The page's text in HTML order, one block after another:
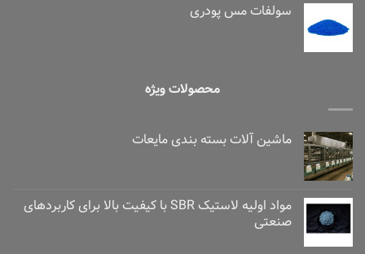
سولفات مس پودری
محصولات ویژه
ماشین آلات بسته بندی مایعات
مواد اولیه لاستیک SBR با کیفیت بالا برای کاربردهای
صنعتی